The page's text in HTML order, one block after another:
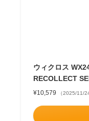
ウィクロス
RECOLLECT
¥10,579 （2025/11/